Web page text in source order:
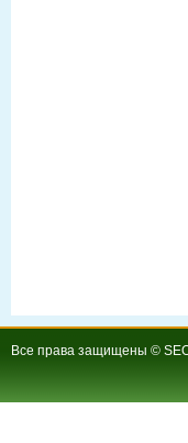
Все права защищены ©